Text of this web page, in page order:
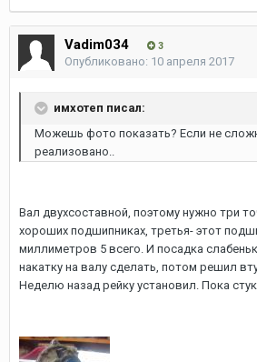
Vadim034 3
Опубликовано: 10 апреля 2017
имхотеп писал:
Можешь фото показать? Если не
реализовано..
Вал двухсоставной, поэтому нужно три
хороших подшипниках, третья- этот
миллиметров 5 всего. И посадка
накатку на валу сделать, потом решил
Неделю назад рейку установил. Пока